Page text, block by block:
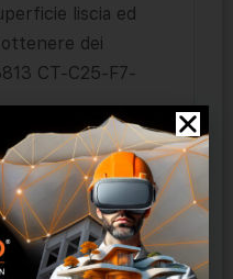
liscia ed
dei
CT-C25-F7-
soltanto
indicato per: